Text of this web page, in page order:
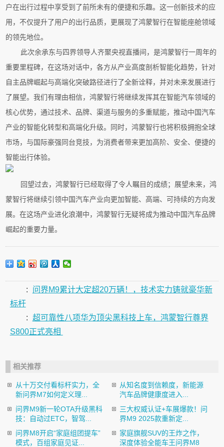
户在出行过程中享受到了前所未有的便捷和乐趣。这一创新技术的应
用，不仅提升了用户的出行品质，更展现了鸿蒙智行在智能座舱领域
的领先地位。
此次余承东与四界领导人齐聚央视直播间，是鸿蒙智行一周年的
重要里程碑，在这场对话中，各方从产业高度剖析智能化趋势，针对
自主品牌崛起与高端化突破路径进行了全新诠释，并对未来发展进行
了展望。我们有理由相信，鸿蒙智行将继续发挥其在智能汽车领域的
核心优势，通过技术、品牌、渠道与服务的多重赋能，推动中国汽车
产业的智能化转型和高端化升级。同时，鸿蒙智行也将积极拥抱全球
市场，与国际豪强同台竞技，为消费者带来更加高阶、安全、便捷的
智能出行体验。
回望过去，鸿蒙智行已经取得了令人瞩目的成绩；展望未来，鸿
蒙智行将继续引领中国汽车产业向更加智能、高端、可持续的方向发
展。在这场产业进化浪潮中，鸿蒙智行无疑将成为推动中国汽车品牌
崛起的重要力量。
:
问界M9累计大定超20万辆！，技术实力铸就豪华新
标杆
: 超可靠性八项华为顶尖黑科技上车，鸿蒙智行尊界
S800正式亮相
相关推荐
从十万交付看标杆实力，全
新问界M7如何定义理...
从知名度到信赖度，新能源
汽车品牌健康度进入...
问界M9新一轮OTA升级黑科
技：自动过ETC，智驾...
三大权威认证+车展爆款！问
界M9 2025款重新定...
问界M8开启“家庭组团提车”
模式，百组家庭见证...
家庭旗舰SUV的王炸之作，
深度体验全能车王问界M8